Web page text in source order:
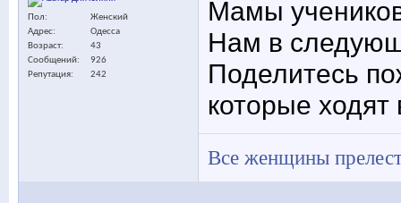
Пол
Женский
Адрес
Одесса
Возраст
43
Сообщений
926
Репутация
242
Мамы
Нам в
Поделитесь
которые
Все женщины